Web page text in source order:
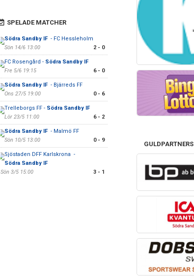
SPELADE MATCHER
Södra Sandby IF - FC Hessleholm
Sön 14/6 13:00
2 - 0
FC Rosengård - Södra Sandby IF
Fre 5/6 19:15
6 - 0
Södra Sandby IF - Bjärreds FF
Ons 27/5 19:00
0 - 6
Trelleborgs FF - Södra Sandby IF
Lör 23/5 11:00
6 - 2
Södra Sandby IF - Malmö FF
Sön 10/5 13:00
0 - 9
Sjöstaden DFF Karlskrona -
Södra Sandby IF
Sön 3/5 15:00
3 - 1
GULDPARTNERS